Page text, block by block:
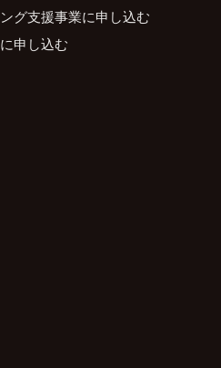
グ支援事業に申し込む
申し込む